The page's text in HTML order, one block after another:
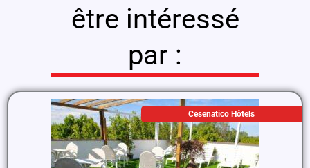
être intéressé
par :
Cesenatico Hôtels